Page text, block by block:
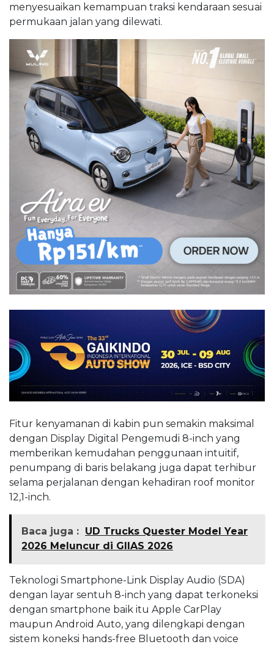
menyesuaikan kemampuan traksi kendaraan sesuai
permukaan jalan yang dilewati.
Fitur kenyamanan di kabin pun semakin maksimal
dengan Display Digital Pengemudi 8-inch yang
memberikan kemudahan penggunaan intuitif,
penumpang di baris belakang juga dapat terhibur
selama perjalanan dengan kehadiran roof monitor
12,1-inch.
Baca juga : UD Trucks Quester Model Year
2026 Meluncur di GIIAS 2026
Teknologi Smartphone-Link Display Audio (SDA)
dengan layar sentuh 8-inch yang dapat terkoneksi
dengan smartphone baik itu Apple CarPlay
maupun Android Auto, yang dilengkapi dengan
sistem koneksi hands-free Bluetooth dan voice